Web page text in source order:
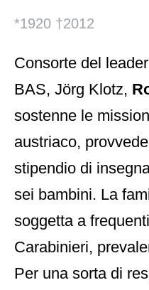
*1920 †2012
Consorte del
BAS, Jörg Klotz,
sostenne le
austriaco,
stipendio di
sei bambini. La
soggetta a
Carabinieri,
Per una sorta di